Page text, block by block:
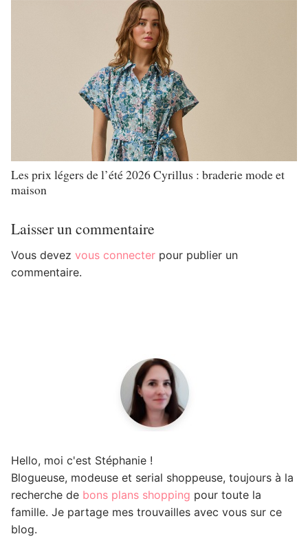
Les prix légers de l’été 2026 Cyrillus : braderie mode et
maison
Laisser un commentaire
Vous devez vous connecter pour publier un
commentaire.
Hello, moi c'est Stéphanie !
Blogueuse, modeuse et serial shoppeuse, toujours à la
recherche de bons plans shopping pour toute la
famille. Je partage mes trouvailles avec vous sur ce
blog.